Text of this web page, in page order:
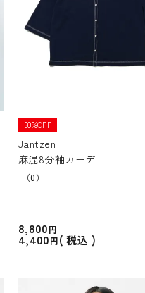
50%OFF
Jantzen
麻混8分袖カーデ
（0）
8,800
4,400 税込